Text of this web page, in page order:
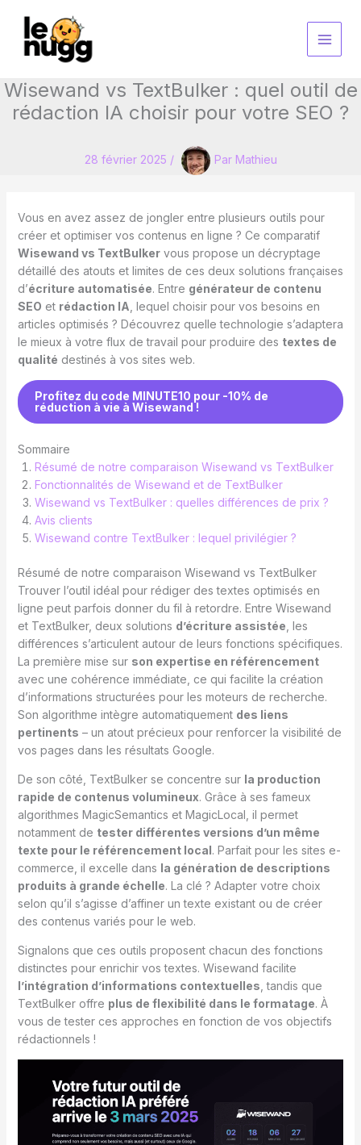
contenu
Wisewand vs TextBulker : quel outil de
rédaction IA choisir pour votre SEO ?
28 février 2025 / Par Mathieu
Vous en avez assez de jongler entre plusieurs outils pour
créer et optimiser vos contenus en ligne ? Ce comparatif
Wisewand vs TextBulkervous propose un décryptage
détaillé des atouts et limites de ces deux solutions françaises
d’écriture automatisée. Entre générateur de contenu
SEO et rédaction IA, lequel choisir pour vos besoins en
articles optimisés ? Découvrez quelle technologie s’adaptera
le mieux à votre flux de travail pour produire des textes de
qualité destinés à vos sites web.
Profitez du code MINUTE10 pour -10% de
réduction à vie à Wisewand !
Sommaire
Résumé de notre comparaison Wisewand vs TextBulker
Fonctionnalités de Wisewand et de TextBulker
Wisewand vs TextBulker : quelles différences de prix ?
Avis clients
Wisewand contre TextBulker : lequel privilégier ?
Résumé de notre comparaison Wisewand vs TextBulker
Trouver l’outil idéal pour rédiger des textes optimisés en
ligne peut parfois donner du fil à retordre. Entre Wisewand
et TextBulker, deux solutions d’écriture assistée, les
différences s’articulent autour de leurs fonctions spécifiques.
La première mise sur son expertise en référencement
avec une cohérence immédiate, ce qui facilite la création
d’informations structurées pour les moteurs de recherche.
Son algorithme intègre automatiquement des liens
pertinents – un atout précieux pour renforcer la visibilité de
vos pages dans les résultats Google.
De son côté, TextBulker se concentre sur la production
rapide de contenus volumineux. Grâce à ses fameux
algorithmes MagicSemantics et MagicLocal, il permet
notamment de tester différentes versions d’un même
texte pour le référencement local. Parfait pour les sites e-
commerce, il excelle dans la génération de descriptions
produits à grande échelle. La clé ? Adapter votre choix
selon qu’il s’agisse d’affiner un texte existant ou de créer
des contenus variés pour le web.
Signalons que ces outils proposent chacun des fonctions
distinctes pour enrichir vos textes. Wisewand facilite
l’intégration d’informations contextuelles, tandis que
TextBulker offre plus de flexibilité dans le formatage. À
vous de tester ces approches en fonction de vos objectifs
rédactionnels !